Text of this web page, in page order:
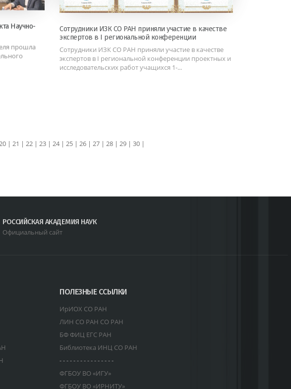
Научно-
прошла
экспертов в I региональной конференции
Сотрудники ИЗК СО РАН приняли участие в качестве
экспертов в I региональной конференции проектных и
исследовательских работ учащихся 1-...
| 21 | 22 | 23 | 24 | 25 | 26 | 27 | 28 | 29 | 30 |
РОССИЙСКАЯ АКАДЕМИЯ НАУК
Официальный сайт
ПОЛЕЗНЫЕ ССЫЛКИ
ИрИОХ СО РАН
ЛИН СО РАН СО РАН
БФ ФИЦ ЕГС РАН
Библиотека ИНЦ СО РАН
- - - - - - - - - - - - - - - -
ФГБОУ ВО «ИГУ»
ФГБОУ ВО «ИРНИТУ»